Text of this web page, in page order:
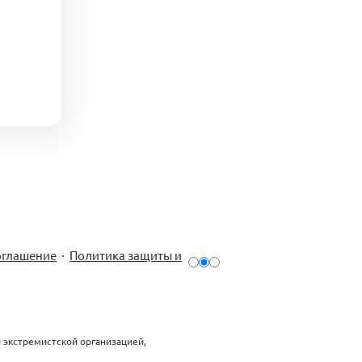
· Политика защиты и
организацией,